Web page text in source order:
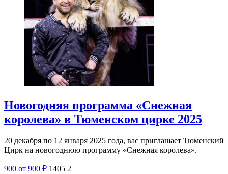
Новогодняя программа «Снежная
королева» в Тюменском цирке 2025
20 декабря по 12 января 2025 года, вас приглашает Тюменский
Цирк на новогоднюю программу «Снежная королева».
900 от 900 ₽ 1405 2